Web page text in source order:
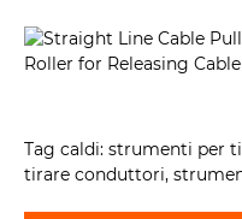
Tag caldi: strumenti per
tirare conduttori,